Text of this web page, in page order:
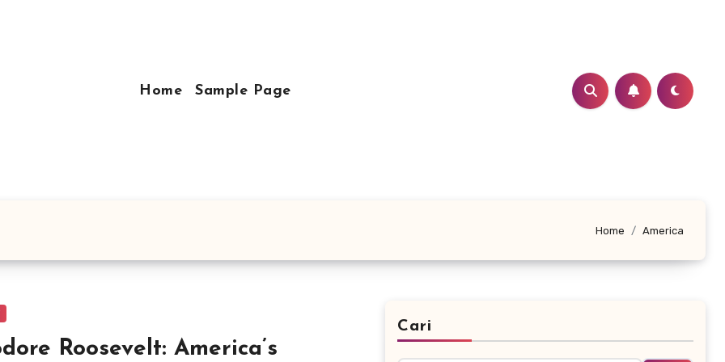
Home Sample Page
Home America
Roosevelt: America’s
Cari